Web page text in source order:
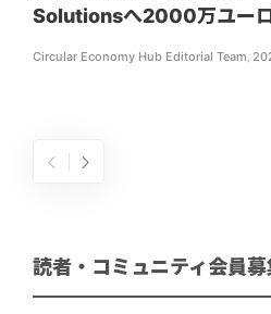
Solutionsへ2000万ユー
Circular Economy Hub Editorial Team
読者・コミュニティ会員募